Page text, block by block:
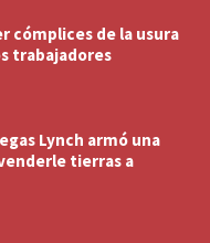
cómplices de la usura
trabajadores
Lynch armó una
tierras a